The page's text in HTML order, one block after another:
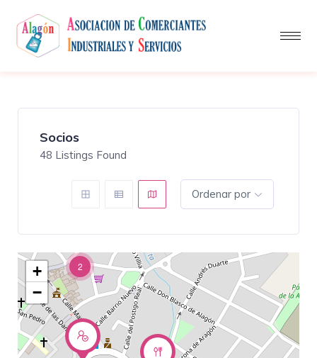
Socios
48 Listings Found
Ordenar por
2
+
−